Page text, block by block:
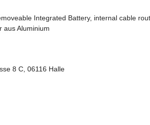
Integrated Battery, internal cable
aus Aluminium
8 C, 06116 Halle